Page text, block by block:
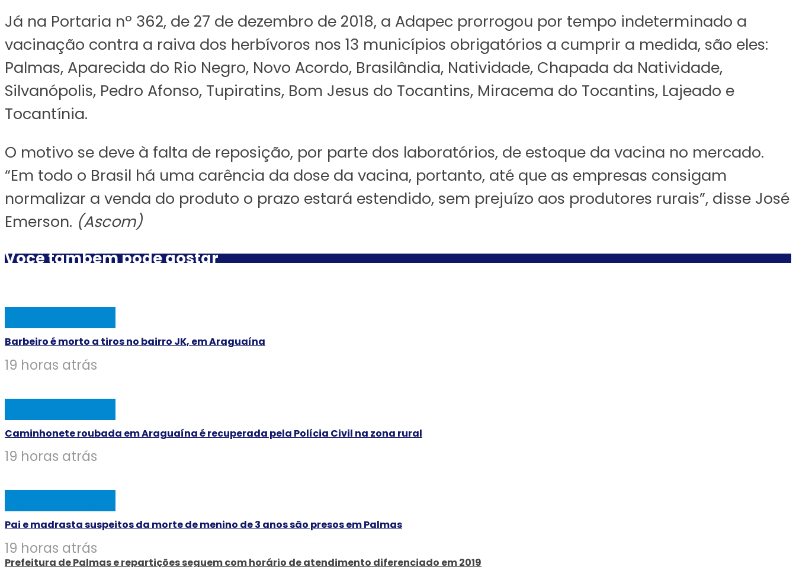
Já na Portaria nº 362, de 27 de dezembro de 2018, a Adapec prorrogou por tempo indeterminado a
vacinação contra a raiva dos herbívoros nos 13 municípios obrigatórios a cumprir a medida, são eles:
Palmas, Aparecida do Rio Negro, Novo Acordo, Brasilândia, Natividade, Chapada da Natividade,
Silvanópolis, Pedro Afonso, Tupiratins, Bom Jesus do Tocantins, Miracema do Tocantins, Lajeado e
Tocantínia.
O motivo se deve à falta de reposição, por parte dos laboratórios, de estoque da vacina no mercado.
“Em todo o Brasil há uma carência da dose da vacina, portanto, até que as empresas consigam
normalizar a venda do produto o prazo estará estendido, sem prejuízo aos produtores rurais”, disse José
Emerson. (Ascom)
Você também pode gostar
Barbeiro é morto a tiros no bairro JK, em Araguaína
19 horas atrás
Caminhonete roubada em Araguaína é recuperada pela Polícia Civil na zona rural
19 horas atrás
Pai e madrasta suspeitos da morte de menino de 3 anos são presos em Palmas
19 horas atrás
Prefeitura de Palmas e repartições seguem com horário de atendimento diferenciado em 2019